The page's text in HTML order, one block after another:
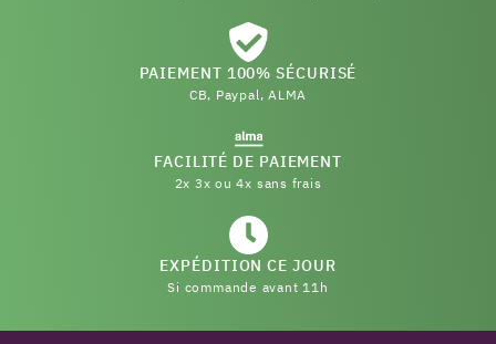
(20 avis)
PAIEMENT 100% SÉCURISÉ
CB, Paypal, ALMA
FACILITÉ DE PAIEMENT
2x 3x ou 4x sans frais
EXPÉDITION CE JOUR
Si commande avant 11h